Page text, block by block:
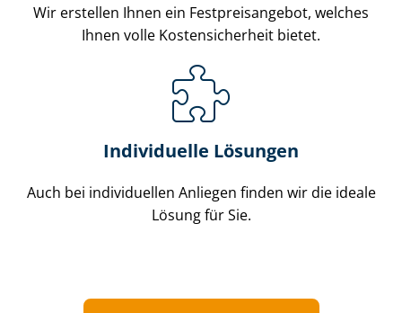
Wir erstellen Ihnen ein Fest­preis­an­ge­bot, welches
Ihnen volle Kos­ten­si­cher­heit bietet.
Individuelle Lösungen
Auch bei individuellen Anliegen finden wir die ideale
Lösung für Sie.